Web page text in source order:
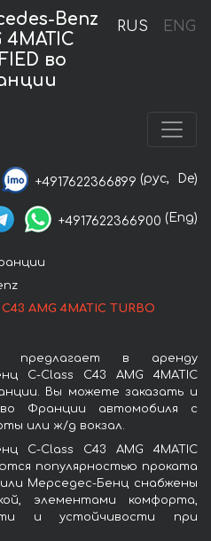
RUS ENG
Benz
4MATIC
во
+4917622366899 (рус, De)
+4917622366900 (Eng)
AMG 4MATIC TURBO
предлагает в аренду
C-Class C43 AMG 4MATIC
Вы можете заказать и
Франции автомобиля с
или ж/д вокзал.
C-Class C43 AMG 4MATIC
популярностью проката
Мерседес-Бенц снабжены
элементами комфорта,
и устойчивости при